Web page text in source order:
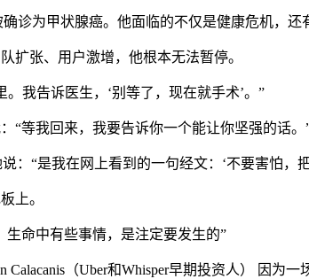
诊为甲状腺癌。他面临的不仅是健康危机，还
扩张、用户激增，他根本无法暂停。
我告诉医生，‘别等了，现在就手术’。”
“等我回来，我要告诉你一个能让你坚强的话
：“是我在网上看到的一句经文：‘不要害怕，
上。
命中有些事情，是注定要发生的”
Calacanis（Uber和Whisper早期投资人） 因